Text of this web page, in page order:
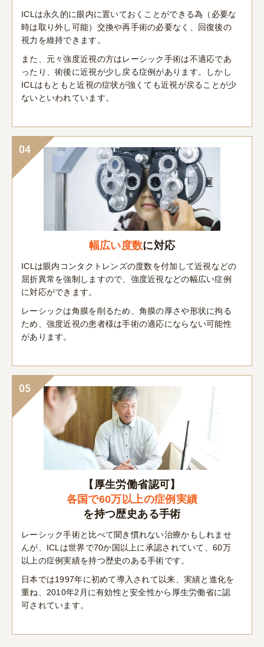
ICLは永久的に眼内に置いておくことができる為（必要な
時は取り外し可能）交換や再手術の必要なく、回復後の
視力を維持できます。
また、元々強度近視の方はレーシック手術は不適応であ
ったり、術後に近視が少し戻る症例があります。しかし
ICLはもともと近視の症状が強くても近視が戻ることが少
ないといわれています。
04
幅広い度数に対応
ICLは眼内コンタクトレンズの度数を付加して近視などの
屈折異常を強制しますので、強度近視などの幅広い症例
に対応ができます。
レーシックは角膜を削るため、角膜の厚さや形状に拘る
ため、強度近視の患者様は手術の適応にならない可能性
があります。
05
【厚生労働省認可】
各国で60万以上の症例実績
を持つ歴史ある手術
レーシック手術と比べて聞き慣れない治療かもしれませ
んが、ICLは世界で70か国以上に承認されていて、60万
以上の症例実績を持つ歴史のある手術です。
日本では1997年に初めて導入されて以来、実績と進化を
重ね、2010年2月に有効性と安全性から厚生労働省に認
可されています。